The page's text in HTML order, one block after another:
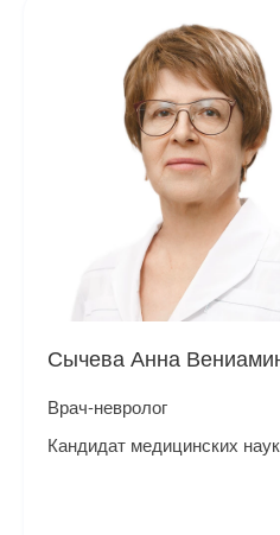
Сычева Анна
Врач-невролог
Кандидат медицинских наук